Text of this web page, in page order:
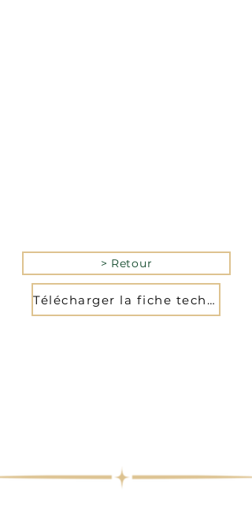
> Retour
Télécharger la fiche technique